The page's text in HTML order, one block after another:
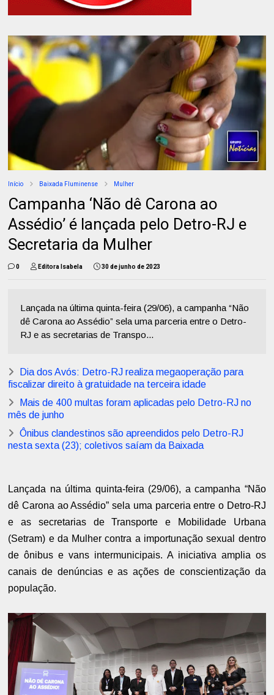
Início Baixada Fluminense Mulher
Campanha ‘Não dê Carona ao
Assédio’ é lançada pelo Detro-RJ e
Secretaria da Mulher
0 Editora Isabela 30 de junho de 2023
Lançada na última quinta-feira (29/06), a campanha “Não
dê Carona ao Assédio” sela uma parceria entre o Detro-
RJ e as secretarias de Transpo...
Dia dos Avós: Detro-RJ realiza megaoperação para
fiscalizar direito à gratuidade na terceira idade
Mais de 400 multas foram aplicadas pelo Detro-RJ no
mês de junho
Ônibus clandestinos são apreendidos pelo Detro-RJ
nesta sexta (23); coletivos saíam da Baixada
Lançada na última quinta-feira (29/06), a campanha “Não
dê Carona ao Assédio” sela uma parceria entre o Detro-RJ
e as secretarias de Transporte e Mobilidade Urbana
(Setram) e da Mulher contra a importunação sexual dentro
de ônibus e vans intermunicipais. A iniciativa amplia os
canais de denúncias e as ações de conscientização da
população.